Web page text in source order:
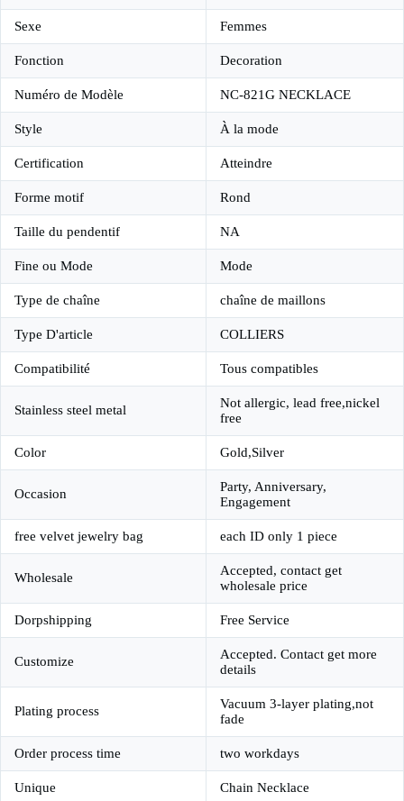
Sexe Femmes
Fonction Decoration
Numéro de Modèle NC-821G NECKLACE
Style À la mode
Certification Atteindre
Forme motif Rond
Taille du pendentif NA
Fine ou Mode Mode
Type de chaîne chaîne de maillons
Type D'article COLLIERS
Compatibilité Tous compatibles
Stainless steel metal
Not allergic, lead free,nickel
free
Color Gold,Silver
Occasion
Party, Anniversary,
Engagement
free velvet jewelry bag each ID only 1 piece
Wholesale
Accepted, contact get
wholesale price
Dorpshipping Free Service
Customize
Accepted. Contact get more
details
Plating process
Vacuum 3-layer plating,not
fade
Order process time two workdays
Unique Chain Necklace